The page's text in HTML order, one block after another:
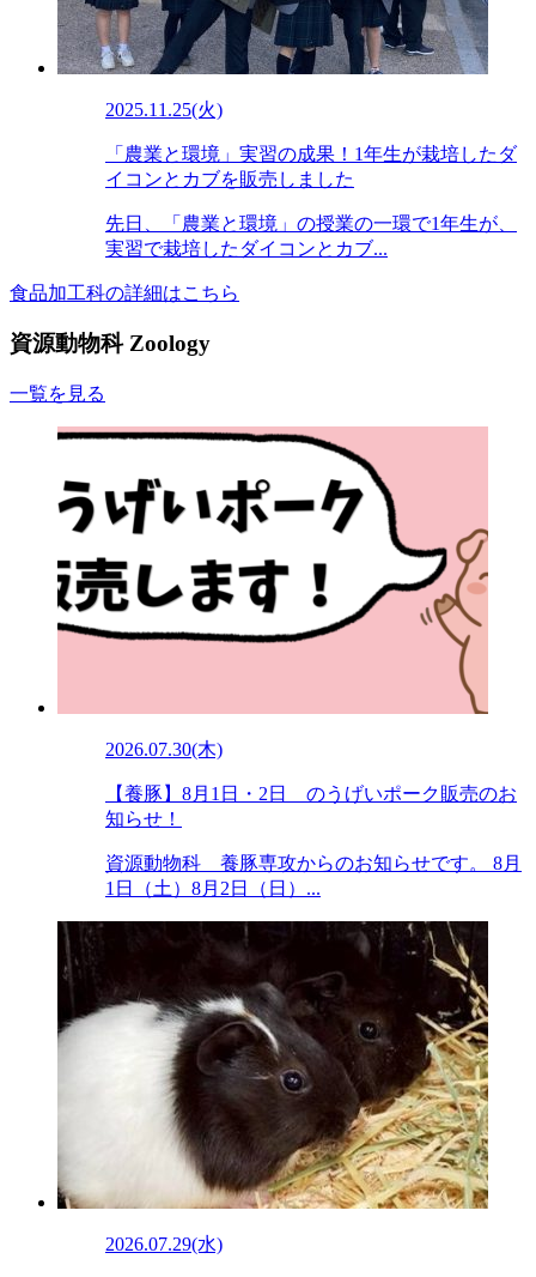
2025.11.25(火)
「農業と環境」実習の成果！1年生が栽培したダ
イコンとカブを販売しました
先日、「農業と環境」の授業の一環で1年生が、
実習で栽培したダイコンとカブ...
食品加工科の詳細はこちら
資源動物科Zoology
一覧を見る
2026.07.30(木)
【養豚】8月1日・2日 のうげいポーク販売のお
知らせ！
資源動物科 養豚専攻からのお知らせです。 8月
1日（土）8月2日（日）...
2026.07.29(水)